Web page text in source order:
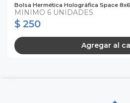
Bolsa Hermética Holográfica Space
MINIMO 6 UNIDADES
$ 250
Agregar al